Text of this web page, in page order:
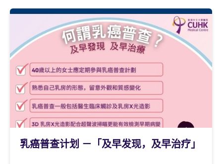
乳癌普查计划 －「及早发现，及早治疗」